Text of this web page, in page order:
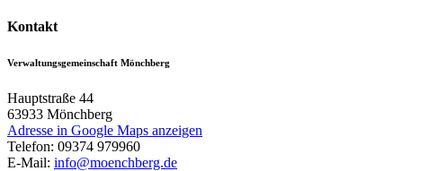
Kontakt
Verwaltungsgemeinschaft Mönchberg
Hauptstraße 44
63933 Mönchberg
Adresse in Google Maps anzeigen
Telefon: 09374 979960
E-Mail: info@moenchberg.de